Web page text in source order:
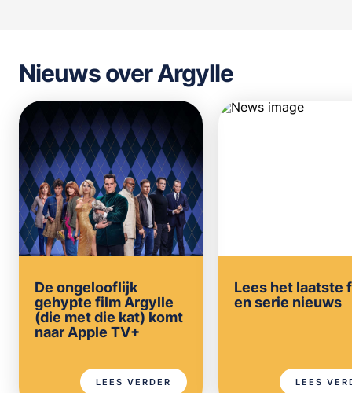
Nieuws over Argylle
De ongelooflijk
gehypte film Argylle
(die met die kat) komt
naar Apple TV+
LEES VERDER
Lees het laatste
en serie nieuws
LEES